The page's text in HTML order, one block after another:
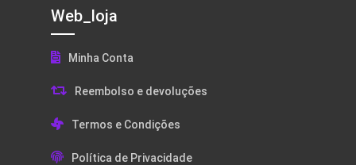
Web_loja
Minha Conta
Reembolso e devoluções
Termos e Condições
Política de Privacidade